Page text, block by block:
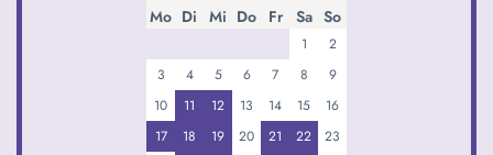
Mo Di Mi Do Fr Sa So
1
2
3
4 5 6 7 8
9
10
11 12 13 14 15
16
17
18 19 20 21 22
23